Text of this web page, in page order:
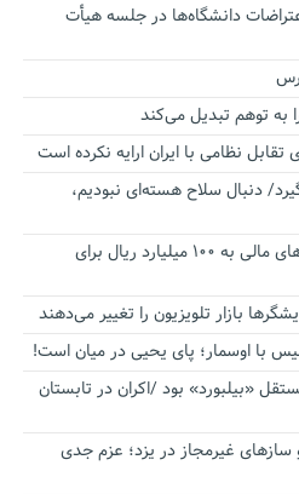
دانشگاه‌ها در جلسه هیأت
به توهم تبدیل می‌کند
نظامی با ایران ارایه نکرده است
دنبال سلاح هسته‌ای نبودیم،
آستانه الزام به دریافت صورت های مالی به ۱۰۰ میلیارد ریال برای
بازار تلویزیون را تغییر می‌دهند
با اوسمار؛ پای یحیی در میان است!
«بیلبورد» بود /اکران در تابستان
غیرمجاز در یزد؛ عزم جدی